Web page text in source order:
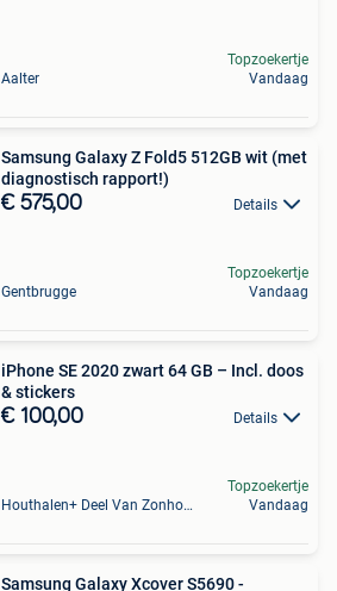
Aalter
Topzoekertje
Vandaag
Samsung Galaxy Z Fold5 512GB wit (met
diagnostisch rapport!)
€ 575,00 Details
Gentbrugge
Topzoekertje
Vandaag
iPhone SE 2020 zwart 64 GB – Incl. doos
& stickers
€ 100,00 Details
Houthalen+ Deel Van Zonhoven En Zolder
Topzoekertje
Vandaag
Samsung Galaxy Xcover S5690 -